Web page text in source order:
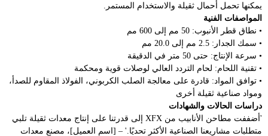
يمكنها تحمل أحمال ثقيلة والاستخدام المستمر.
المواصفات الفنية
• نطاق قطر الأنبوب: 50 مم إلى 600 مم
• سمك الجدار: 2.5 مم إلى 20.0 مم
• سرعة الإنتاج: حتى 50 متر في الدقيقة
• تقنية اللحام: لحام التردد العالي لوصلات قوية ومحكمة
• توافق المواد: قادرة على معالجة الصلب الكربوني، الفولاذ المقاوم للصدأ،
ومواد صناعية ثقيلة أخرى
دراسات الحالات والشهادات
'أضففت مطاحن الأنابيب من XFX إلى قدرتنا على إنتاج معدات ثقيلة تلبي
متطلبات مشاريعنا الصناعية الأكثر تحديًا.' – [اسم العميل]، مصنع معدات